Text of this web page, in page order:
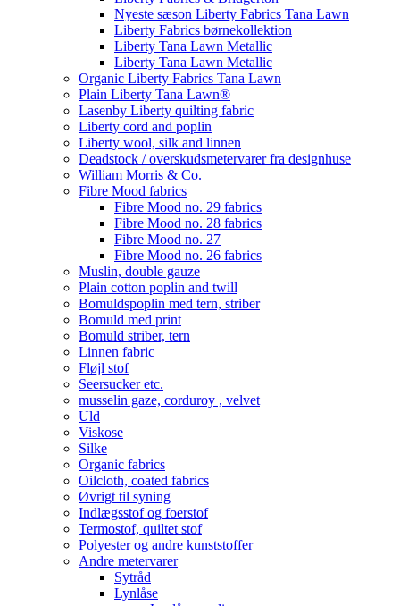
Nyeste sæson Liberty Fabrics Tana Lawn
Liberty Fabrics børnekollektion
Liberty Tana Lawn Metallic
Liberty Tana Lawn Metallic
Organic Liberty Fabrics Tana Lawn
Plain Liberty Tana Lawn®
Lasenby Liberty quilting fabric
Liberty cord and poplin
Liberty wool, silk and linnen
Deadstock / overskudsmetervarer fra designhuse
William Morris & Co.
Fibre Mood fabrics
Fibre Mood no. 29 fabrics
Fibre Mood no. 28 fabrics
Fibre Mood no. 27
Fibre Mood no. 26 fabrics
Muslin, double gauze
Plain cotton poplin and twill
Bomuldspoplin med tern, striber
Bomuld med print
Bomuld striber, tern
Linnen fabric
Fløjl stof
Seersucker etc.
musselin gaze, corduroy , velvet
Uld
Viskose
Silke
Organic fabrics
Oilcloth, coated fabrics
Øvrigt til syning
Indlægsstof og foerstof
Termostof, quiltet stof
Polyester og andre kunststoffer
Andre metervarer
Sytråd
Lynlåse